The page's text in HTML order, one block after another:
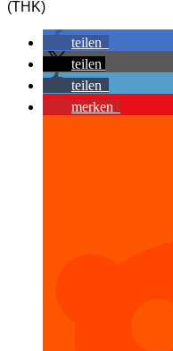
(THK)
teilen
teilen
teilen
merken